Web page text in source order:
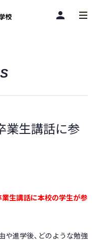
person
業生講話に参
生講話に本校の学生が参
や進学後、どのような勉強